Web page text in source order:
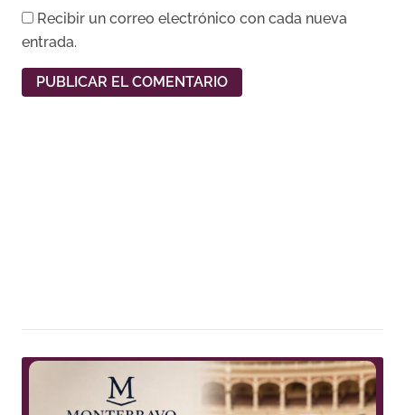
Recibir un correo electrónico con cada nueva
entrada.